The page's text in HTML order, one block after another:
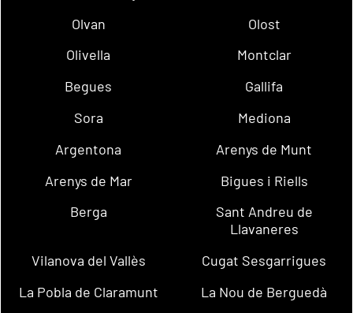
Olvan
Olost
Olivella
Montclar
Begues
Gallifa
Sora
Mediona
Argentona
Arenys de Munt
Arenys de Mar
Bigues i Riells
Berga
Sant Andreu de
Llavaneres
Vilanova del Vallès
Cugat Sesgarrigues
La Pobla de Claramunt
La Nou de Berguedà